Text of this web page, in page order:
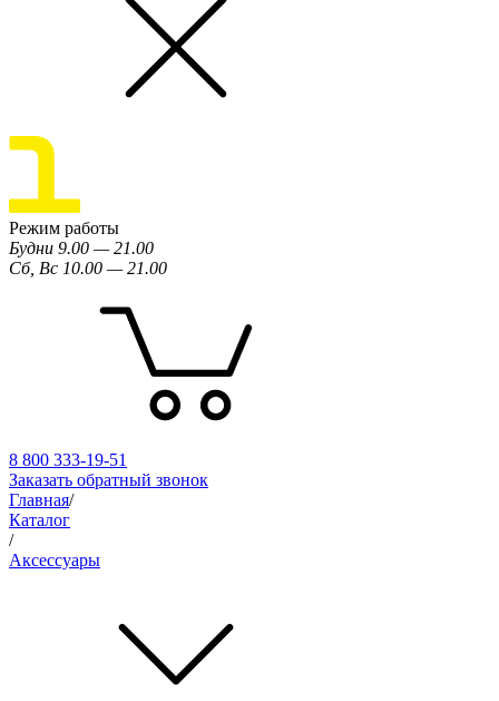
Режим работы
Будни 9.00 — 21.00
Сб, Вс 10.00 — 21.00
8 800 333-19-51
Заказать обратный звонок
Главная/
Каталог
/
Аксессуары